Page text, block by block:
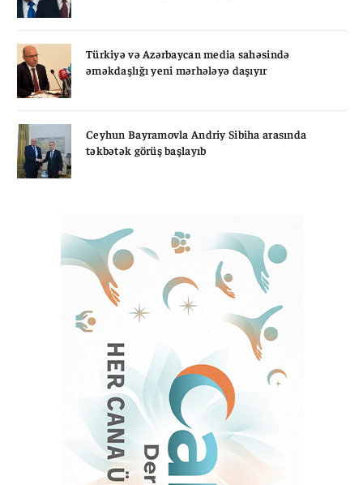
Türkiyə və Azərbaycan media sahəsində
əməkdaşlığı yeni mərhələyə daşıyır
Ceyhun Bayramovla Andriy Sibiha arasında
təkbətək görüş başlayıb